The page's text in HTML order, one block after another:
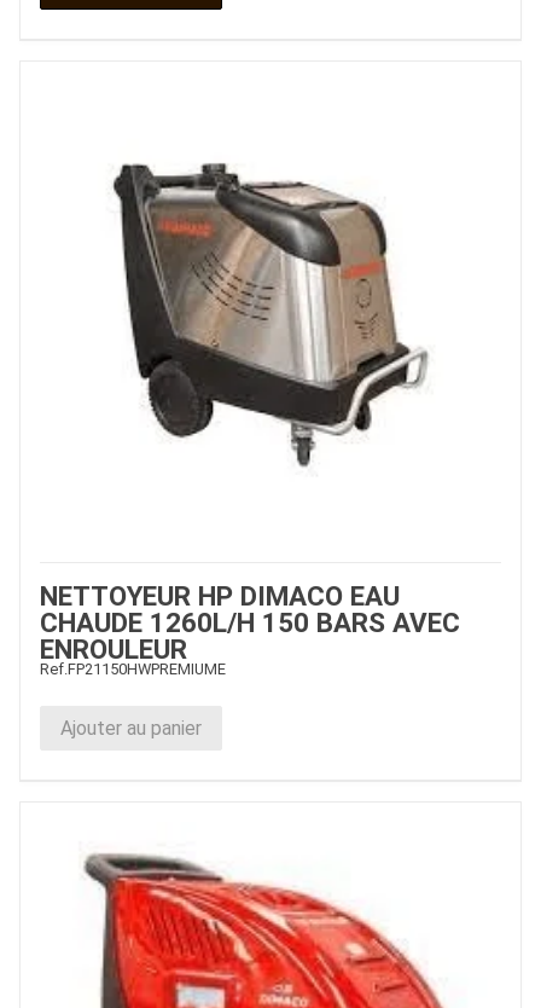
NETTOYEUR HP DIMACO EAU
CHAUDE 1260L/H 150 BARS AVEC
ENROULEUR
Ref. FP21150HWPREMIUME
Ajouter au panier